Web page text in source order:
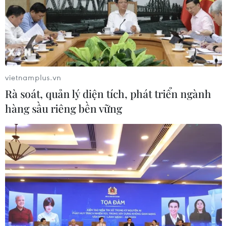
ASIAD 2023: Tuyển Nữ Việt Nam quyết
tâm trong mọi trận đấu
23/09/2023 13:16
Chia sẻ với phóng viên, Tiền vệ Bích Thùy cho biết cô
đánh giá Nepal, Bangladesh và Nhật Bản đều là những
đối thủ mạnh và khẳng định sẽ cùng toàn đội cố gắng
thi đấu hết sức mình trong từng trận đấu.
vietnamplus.vn
Rà soát, quản lý diện tích, phát triển ngành
hàng sầu riêng bền vững